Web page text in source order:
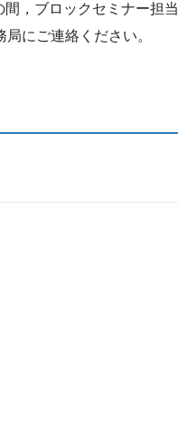
，ブロックセミナー担当
にご連絡ください。